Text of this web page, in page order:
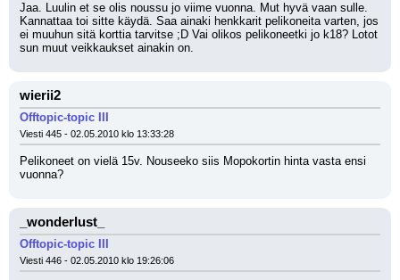
Jaa. Luulin et se olis noussu jo viime vuonna. Mut hyvä vaan sulle.
Kannattaa toi sitte käydä. Saa ainaki henkkarit pelikoneita varten, jos
ei muuhun sitä korttia tarvitse ;D Vai olikos pelikoneetki jo k18? Lotot
sun muut veikkaukset ainakin on.
wierii2
Offtopic-topic III
Viesti 445 - 02.05.2010 klo 13:33:28
Pelikoneet on vielä 15v. Nouseeko siis Mopokortin hinta vasta ensi
vuonna?
_wonderlust_
Offtopic-topic III
Viesti 446 - 02.05.2010 klo 19:26:06